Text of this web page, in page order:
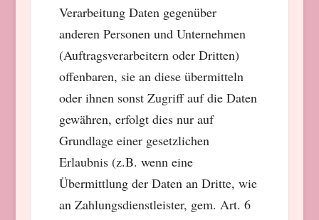
Verarbeitung Daten gegenüber
anderen Personen und Unternehmen
(Auftragsverarbeitern oder Dritten)
offenbaren, sie an diese übermitteln
oder ihnen sonst Zugriff auf die Daten
gewähren, erfolgt dies nur auf
Grundlage einer gesetzlichen
Erlaubnis (z.B. wenn eine
Übermittlung der Daten an Dritte, wie
an Zahlungsdienstleister, gem. Art. 6